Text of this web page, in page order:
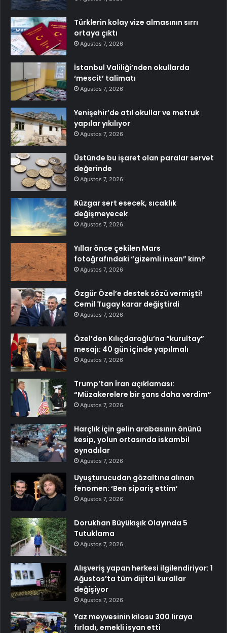
Türklerin kolay vize almasının sırrı
ortaya çıktı
Ağustos 7, 2026
İstanbul Valiliği’nden okullarda
‘mescit’ talimatı
Ağustos 7, 2026
Yenişehir’de atıl okullar ve metruk
yapılar yıkılıyor
Ağustos 7, 2026
Üstünde bu işaret olan paralar servet
değerinde
Ağustos 7, 2026
Rüzgar sert esecek, sıcaklık
değişmeyecek
Ağustos 7, 2026
Yıllar önce çekilen Mars
fotoğrafındaki “gizemli insan” kim?
Ağustos 7, 2026
Özgür Özel’e destek sözü vermişti!
Cemil Tugay karar değiştirdi
Ağustos 7, 2026
Özel’den Kılıçdaroğlu’na “kurultay”
mesajı: 40 gün içinde yapılmalı
Ağustos 7, 2026
Trump’tan İran açıklaması:
“Müzakerelere bir şans daha verdim”
Ağustos 7, 2026
Harçlık için gelin arabasının önünü
kesip, yolun ortasında iskambil
oynadılar
Ağustos 7, 2026
Uyuşturucudan gözaltına alınan
fenomen: ‘Ben sipariş ettim’
Ağustos 7, 2026
Dorukhan Büyükışık Olayında 5
Tutuklama
Ağustos 7, 2026
Alışveriş yapan herkesi ilgilendiriyor: 1
Ağustos’ta tüm dijital kurallar
değişiyor
Ağustos 7, 2026
Yaz meyvesinin kilosu 300 liraya
fırladı, emekli isyan etti